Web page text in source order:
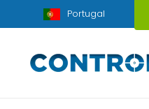
Portugal